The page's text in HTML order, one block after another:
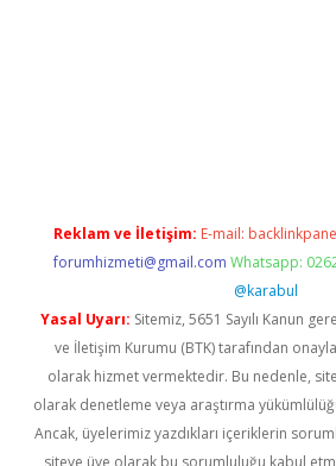
Reklam ve İletişim: E-mail:
forumhizmeti@gmail.com Whatsapp:
@karabul
Yasal Uyarı: Sitemiz, 5651 Sayılı Kanun
ve İletişim Kurumu (BTK) tarafından
olarak hizmet vermektedir. Bu nedenle,
olarak denetleme veya araştırma
Ancak, üyelerimiz yazdıkları içeriklerin
siteye üye olarak bu sorumluluğu kabul